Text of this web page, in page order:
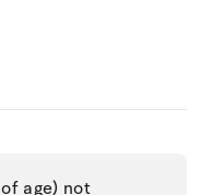
age) not